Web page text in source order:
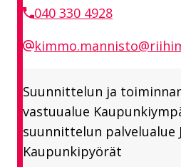
040 330 4928
Suunnittelun ja
vastuualue
suunnittelun palvelualue
Kaupunkipyörät